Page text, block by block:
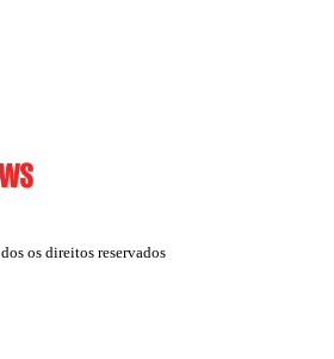
os direitos reservados